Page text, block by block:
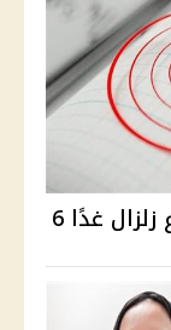
البحوث الفلكية تحسم مزاعم وقوع زلزال غدًا 6